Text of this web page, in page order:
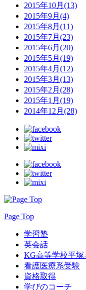
2015年10月(13)
2015年9月(4)
2015年8月(11)
2015年7月(23)
2015年6月(20)
2015年5月(19)
2015年4月(12)
2015年3月(13)
2015年2月(28)
2015年1月(19)
2014年12月(28)
Page Top
学習塾
英会話
KG高等学校平塚
看護医療系受験
資格取得
学びのコーチ